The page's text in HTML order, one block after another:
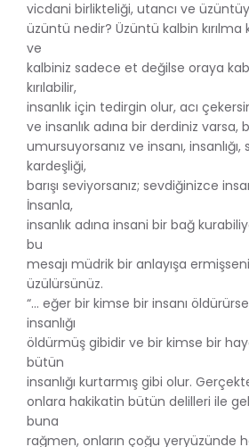
vicdani birlikteliği, utancı ve
üzüntü nedir? Üzüntü kalbin kırılma
ve
kalbiniz sadece et değilse oraya
kırılabilir,
insanlık için tedirgin olur, acı
ve insanlık adına bir derdiniz varsa,
umursuyorsanız ve insanı, insanlığı,
kardeşliği,
barışı seviyorsanız; sevdiğinizce
İnsanla,
insanlık adına insani bir bağ
bu
mesajı müdrik bir anlayışa
üzülürsünüz.
“... eğer bir kimse bir insanı
insanlığı
öldürmüş gibidir ve bir kimse bir
bütün
insanlığı kurtarmış gibi olur.
onlara hakikatin bütün delilleri ile
buna
rağmen, onların çoğu yeryüzünde